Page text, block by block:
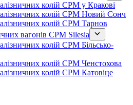
колій CPM у Кракові
колій CPM Новий Сонч
колій CPM Тарнов
вагонів CPM Silesia
колій CPM Більсько-
колій CPM Ченстохова
колій CPM Катовіце